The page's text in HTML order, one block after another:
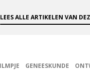
LEES ALLE ARTIKELEN VAN
GENEESKUNDE